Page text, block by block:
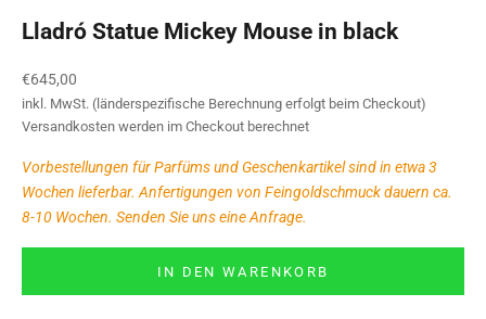
Lladró Statue Mickey Mouse in black
Angebot
€645,00
inkl. MwSt. (länderspezifische Berechnung erfolgt beim Checkout)
Versandkosten werden im Checkout berechnet
Vorbestellungen für Parfüms und Geschenkartikel sind in etwa 3
Wochen lieferbar. Anfertigungen von Feingoldschmuck dauern ca.
8-10 Wochen. Senden Sie uns eine Anfrage.
IN DEN WARENKORB